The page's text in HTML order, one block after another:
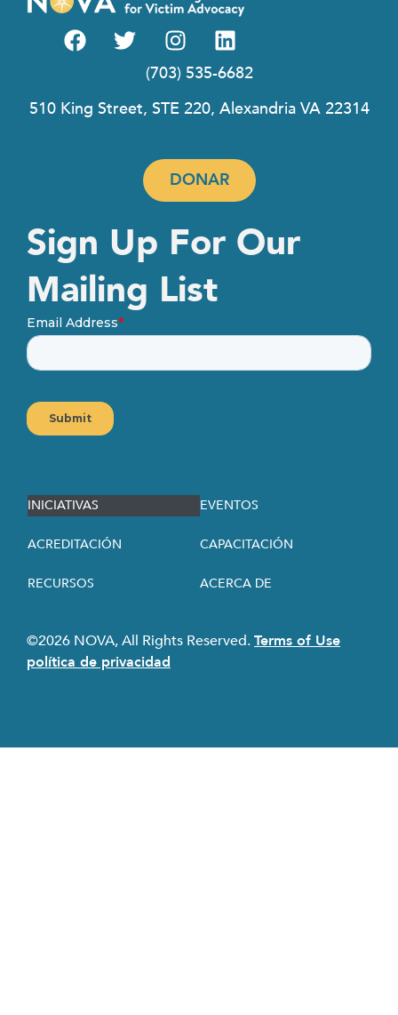
(703) 535-6682
510 King Street, STE 220, Alexandria VA 22314
Sign Up For Our
Mailing List
DONAR
INICIATIVAS EVENTOS
ACREDITACIÓN CAPACITACIÓN
RECURSOS ACERCA DE
©2026 NOVA, All Rights Reserved.Terms of Use
política de privacidad